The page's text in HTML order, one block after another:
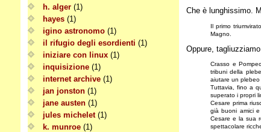
h. alger (1)
hayes (1)
igino astronomo (1)
il rifugio degli esordienti (1)
iniziare con linux (1)
inquisizione (1)
internet archive (1)
jan jonston (1)
jane austen (1)
jules michelet (1)
k. munroe (1)
Che è lunghissimo.
Il primo
Magno.
Oppure,
Crasso e
tribuni della
aiutare un plebeo
Tuttavia, fino a
superato i propri
Cesare prima
già buoni amici
Cesare e la sua
spettacolare